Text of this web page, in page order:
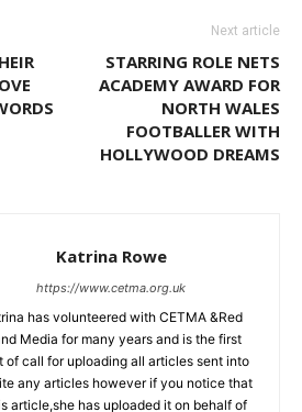
Next article
STARRING ROLE NETS
ACADEMY AWARD FOR
NORTH WALES
FOOTBALLER WITH
HOLLYWOOD DREAMS
Katrina Rowe
https://www.cetma.org.uk
has volunteered with CETMA &Red
Media for many years and is the first
of call for uploading all articles sent into
any articles however if you notice that
article,she has uploaded it on behalf of